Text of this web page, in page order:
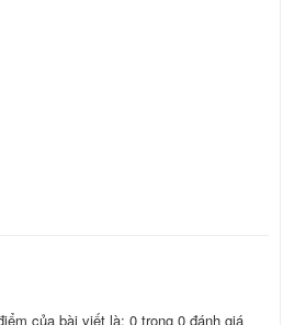
của bài viết là: 0 trong 0 đánh giá